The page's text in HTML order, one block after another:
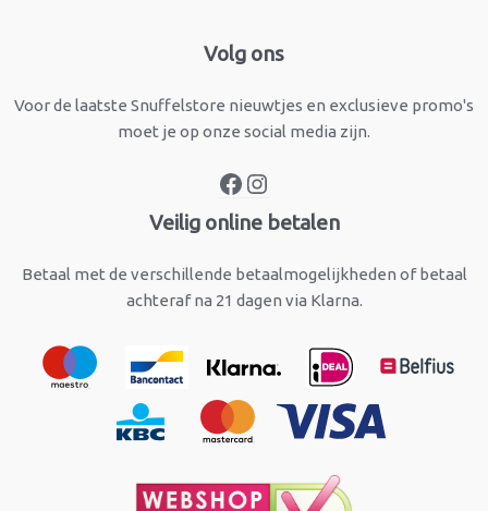
Volg ons
Voor de laatste Snuffelstore nieuwtjes en exclusieve promo's
moet je op onze social media zijn.
Facebook
Veilig online betalen
Betaal met de verschillende betaalmogelijkheden of betaal
achteraf na 21 dagen via Klarna.